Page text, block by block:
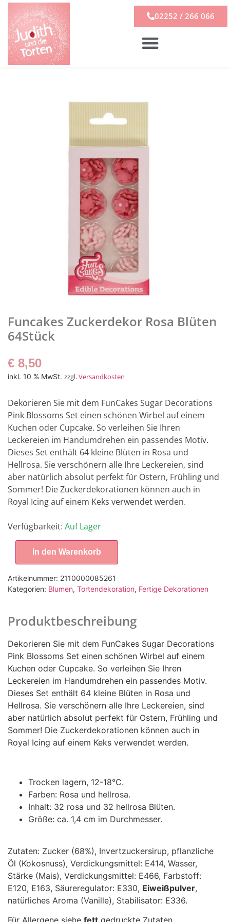
02252 / 266 066
Funcakes Zuckerdekor Rosa Blüten
64Stück
€ 8,50
inkl. 10 % MwSt. zzgl.Versandkosten
Dekorieren Sie mit dem FunCakes Sugar Decorations
Pink Blossoms Set einen schönen Wirbel auf einem
Kuchen oder Cupcake. So verleihen Sie Ihren
Leckereien im Handumdrehen ein passendes Motiv.
Dieses Set enthält 64 kleine Blüten in Rosa und
Hellrosa. Sie verschönern alle Ihre Leckereien, sind
aber natürlich absolut perfekt für Ostern, Frühling und
Sommer! Die Zuckerdekorationen können auch in
Royal Icing auf einem Keks verwendet werden.
Verfügbarkeit: Auf Lager
In den Warenkorb
Artikelnummer: 2110000085261
Kategorien: Blumen, Tortendekoration, Fertige Dekorationen
Produktbeschreibung
Dekorieren Sie mit dem FunCakes Sugar Decorations
Pink Blossoms Set einen schönen Wirbel auf einem
Kuchen oder Cupcake. So verleihen Sie Ihren
Leckereien im Handumdrehen ein passendes Motiv.
Dieses Set enthält 64 kleine Blüten in Rosa und
Hellrosa. Sie verschönern alle Ihre Leckereien, sind
aber natürlich absolut perfekt für Ostern, Frühling und
Sommer! Die Zuckerdekorationen können auch in
Royal Icing auf einem Keks verwendet werden.
Trocken lagern, 12-18°C.
Farben: Rosa und hellrosa.
Inhalt: 32 rosa und 32 hellrosa Blüten.
Größe: ca. 1,4 cm im Durchmesser.
Zutaten: Zucker (68%), Invertzuckersirup, pflanzliche
Öl (Kokosnuss), Verdickungsmittel: E414, Wasser,
Stärke (Mais), Verdickungsmittel: E466, Farbstoff:
E120, E163, Säureregulator: E330, Eiweißpulver,
natürliches Aroma (Vanille), Stabilisator: E336.